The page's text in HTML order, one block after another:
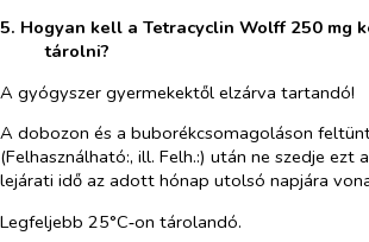
5. Hogyan kell a Tetracyclin Wolff 250 mg
tárolni?
A gyógyszer gyermekektől elzárva tartandó!
A dobozon és a buborékcsomagoláson
(Felhasználható:, ill. Felh.:) után ne szedje ezt
lejárati idő az adott hónap utolsó napjára
Legfeljebb 25°C‑on tárolandó.